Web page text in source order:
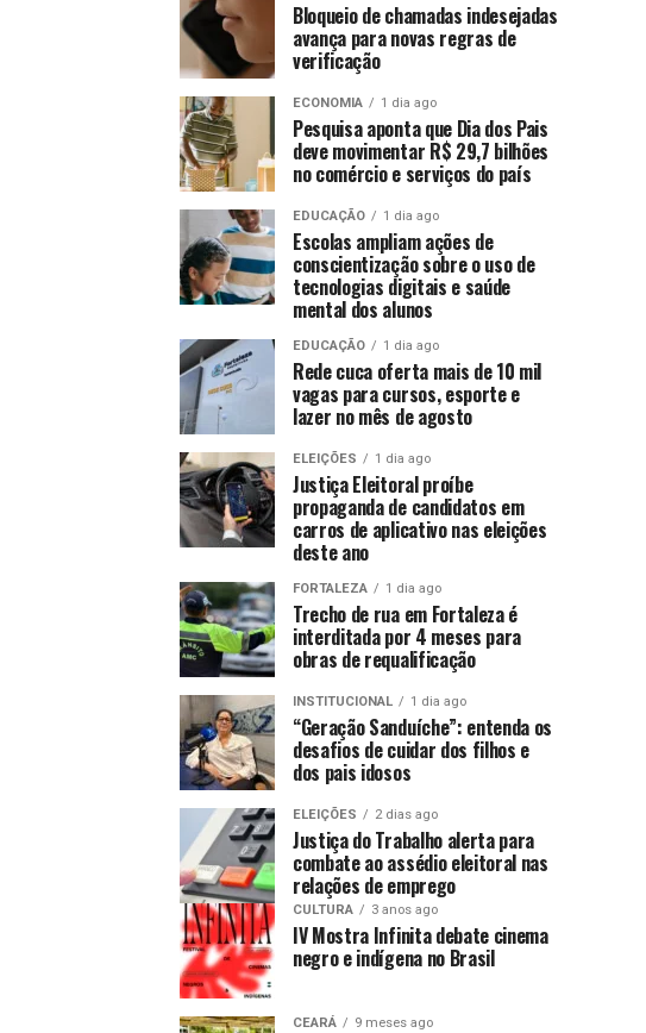
Bloqueio de chamadas indesejadas
avança para novas regras de
verificação
ECONOMIA 1 dia ago
Pesquisa aponta que Dia dos Pais
deve movimentar R$ 29,7 bilhões
no comércio e serviços do país
EDUCAÇÃO 1 dia ago
Escolas ampliam ações de
conscientização sobre o uso de
tecnologias digitais e saúde
mental dos alunos
EDUCAÇÃO 1 dia ago
Rede cuca oferta mais de 10 mil
vagas para cursos, esporte e
lazer no mês de agosto
ELEIÇÕES 1 dia ago
Justiça Eleitoral proíbe
propaganda de candidatos em
carros de aplicativo nas eleições
deste ano
FORTALEZA 1 dia ago
Trecho de rua em Fortaleza é
interditada por 4 meses para
obras de requalificação
INSTITUCIONAL 1 dia ago
“Geração Sanduíche”: entenda os
desafios de cuidar dos filhos e
dos pais idosos
ELEIÇÕES 2 dias ago
Justiça do Trabalho alerta para
combate ao assédio eleitoral nas
relações de emprego
CULTURA 3 anos ago
IV Mostra Infinita debate cinema
negro e indígena no Brasil
CEARÁ 9 meses ago